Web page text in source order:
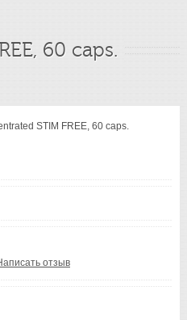
60 caps.
STIM FREE, 60 caps.
отзыв